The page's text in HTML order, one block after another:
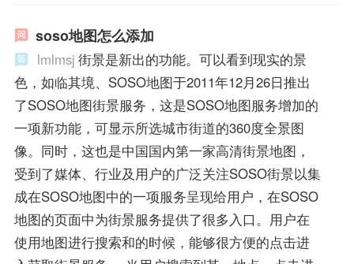
soso地图怎么添加
lmlmsj 街景是新出的功能。可以看到现实的景
色，如临其境、SOSO地图于2011年12月26日推出
了SOSO地图街景服务，这是SOSO地图服务增加的
一项新功能，可显示所选城市街道的360度全景图
像。同时，这也是中国国内第一家高清街景地图，
受到了媒体、行业及用户的广泛关注SOSO街景以集
成在SOSO地图中的一项服务呈现给用户，在SOSO
地图的页面中为街景服务提供了很多入口。用户在
使用地图进行搜索和的时候，能够很方便的点击进